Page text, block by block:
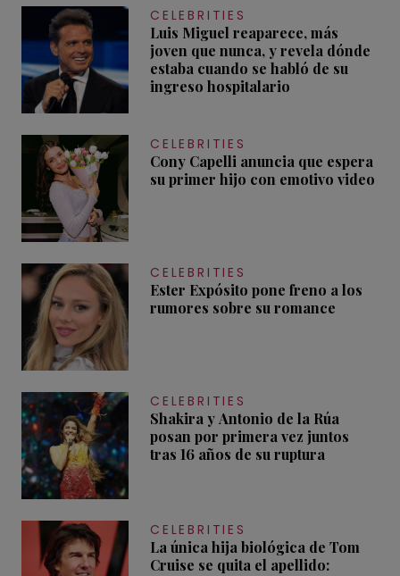
CELEBRITIES
Luis Miguel reaparece, más
joven que nunca, y revela dónde
estaba cuando se habló de su
ingreso hospitalario
CELEBRITIES
Cony Capelli anuncia que espera
su primer hijo con emotivo video
CELEBRITIES
Ester Expósito pone freno a los
rumores sobre su romance
CELEBRITIES
Shakira y Antonio de la Rúa
posan por primera vez juntos
tras 16 años de su ruptura
CELEBRITIES
La única hija biológica de Tom
Cruise se quita el apellido: